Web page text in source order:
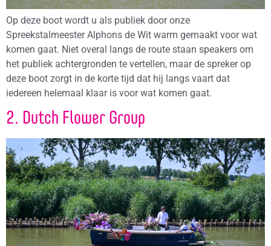
Op deze boot wordt u als publiek door onze
Spreekstalmeester Alphons de Wit warm gemaakt voor wat
komen gaat. Niet overal langs de route staan speakers om
het publiek achtergronden te vertellen, maar de spreker op
deze boot zorgt in de korte tijd dat hij langs vaart dat
iedereen helemaal klaar is voor wat komen gaat.
2. Dutch Flower Group